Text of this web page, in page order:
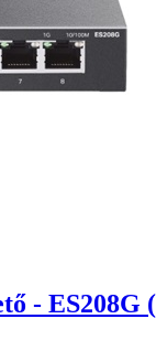
- ES208G